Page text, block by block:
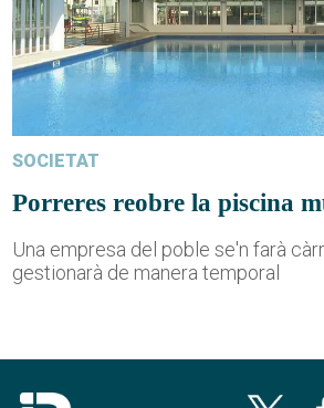
SOCIETAT
Porreres reobre la piscina
Una empresa del poble se'n farà
gestionarà de manera temporal